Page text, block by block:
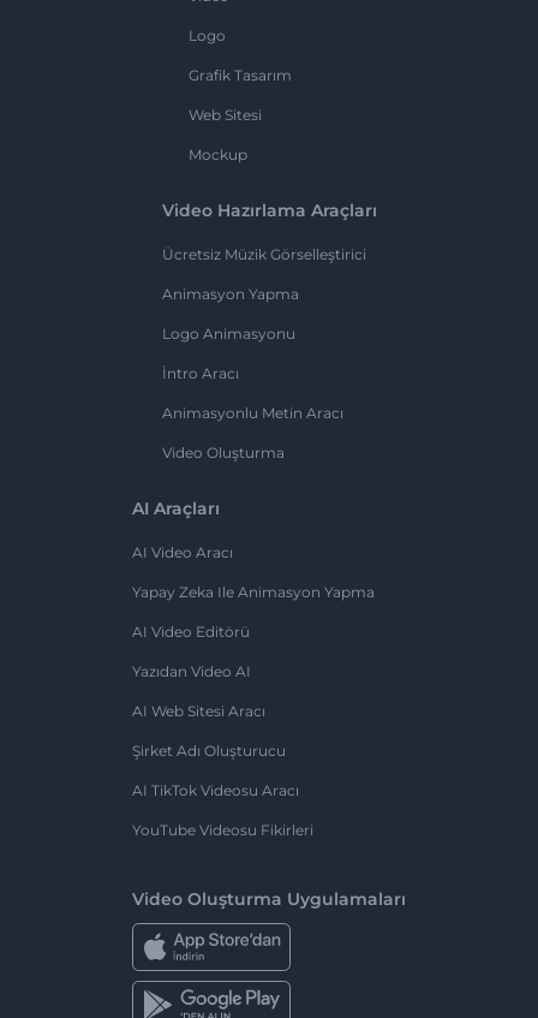
Logo
Grafik Tasarım
Web Sitesi
Mockup
Video Hazırlama Araçları
Ücretsiz Müzik Görselleştirici
Animasyon Yapma
Logo Animasyonu
İntro Aracı
Animasyonlu Metin Aracı
Video Oluşturma
AI Araçları
AI Video Aracı
Yapay Zeka Ile Animasyon Yapma
AI Video Editörü
Yazıdan Video AI
AI Web Sitesi Aracı
Şirket Adı Oluşturucu
AI TikTok Videosu Aracı
YouTube Videosu Fikirleri
Video Oluşturma Uygulamaları